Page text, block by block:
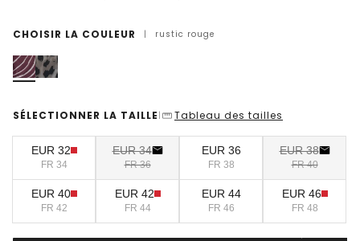
CHOISIR LA COULEUR | rustic rouge
SÉLECTIONNER LA TAILLE | Tableau des tailles
EUR 32
FR 34
EUR 34
FR 36
EUR 36
FR 38
EUR 38
FR 40
EUR 40
FR 42
EUR 42
FR 44
EUR 44
FR 46
EUR 46
FR 48